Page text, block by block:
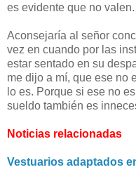
es evidente que no valen.
Aconsejaría al señor
vez en cuando por las
estar sentado en su
me dijo a mí, que ese no
lo es. Porque si ese no
sueldo también es
Noticias relacionadas
Vestuarios adaptados